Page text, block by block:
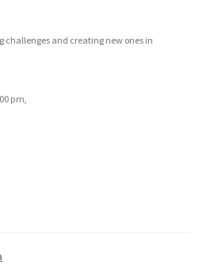
challenges and creating new ones in
pm,